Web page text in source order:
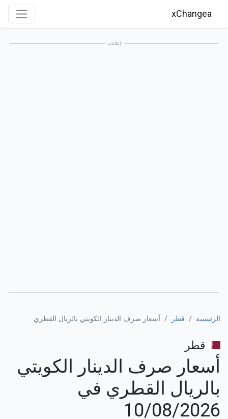
xChangea
إعلانات
الرئيسية قطر أسعار صرف الدينار الكويتي بالريال القطري
قطر
أسعار صرف الدينار الكويتي
بالريال القطري في
10/08/2026